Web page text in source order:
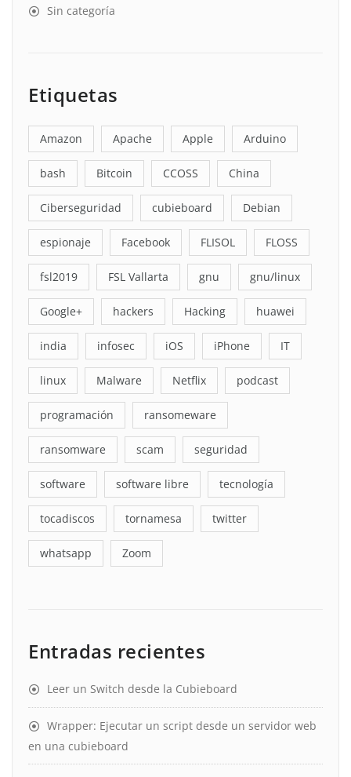
Sin categoría
Etiquetas
Amazon Apache Apple Arduino
bash Bitcoin CCOSS China
Ciberseguridad cubieboard Debian
espionaje Facebook FLISOL FLOSS
fsl2019 FSL Vallarta gnu gnu/linux
Google+ hackers Hacking huawei
india infosec iOS iPhone IT
linux Malware Netflix podcast
programación ransomeware
ransomware scam seguridad
software software libre tecnología
tocadiscos tornamesa twitter
whatsapp Zoom
Entradas recientes
Leer un Switch desde la Cubieboard
Wrapper: Ejecutar un script desde un servidor web
en una cubieboard